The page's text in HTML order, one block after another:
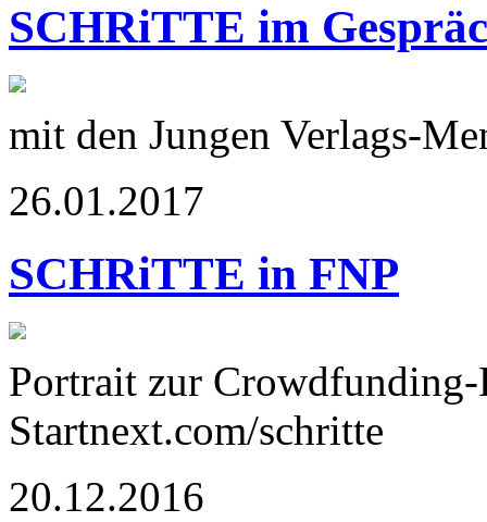
SCHRiTTE im
mit den Jungen Verlags-
26.01.2017
SCHRiTTE in FNP
Portrait zur Crowdfunding-
Startnext.com/schritte
20.12.2016